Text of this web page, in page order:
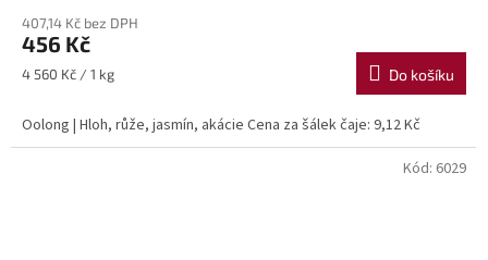
407,14 Kč bez DPH
456 Kč
Měrná
4 560 Kč / 1 kg Do košíku
Oolong | Hloh, růže, jasmín, akácie Cena za šálek čaje: 9,12 Kč
Kód: 6029